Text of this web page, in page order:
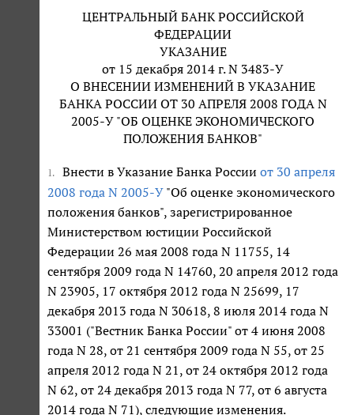
ЦЕНТРАЛЬНЫЙ БАНК РОССИЙСКОЙ
ФЕДЕРАЦИИ
УКАЗАНИЕ
от 15 декабря 2014 г. N 3483-У
О ВНЕСЕНИИ ИЗМЕНЕНИЙ В УКАЗАНИЕ
БАНКА РОССИИ ОТ 30 АПРЕЛЯ 2008 ГОДА N
2005-У "ОБ ОЦЕНКЕ ЭКОНОМИЧЕСКОГО
ПОЛОЖЕНИЯ БАНКОВ"
1. Внести в Указание Банка России от 30 апреля
2008 года N 2005-У "Об оценке экономического
положения банков", зарегистрированное
Министерством юстиции Российской
Федерации 26 мая 2008 года N 11755, 14
сентября 2009 года N 14760, 20 апреля 2012 года
N 23905, 17 октября 2012 года N 25699, 17
декабря 2013 года N 30618, 8 июля 2014 года N
33001 ("Вестник Банка России" от 4 июня 2008
года N 28, от 21 сентября 2009 года N 55, от 25
апреля 2012 года N 21, от 24 октября 2012 года
N 62, от 24 декабря 2013 года N 77, от 6 августа
2014 года N 71), следующие изменения.